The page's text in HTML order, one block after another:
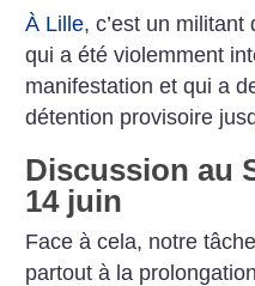
À Lille, c’est un
qui a été violemment
manifestation et qui a
détention provisoire
Discussion au
14 juin
Face à cela, notre
partout à la